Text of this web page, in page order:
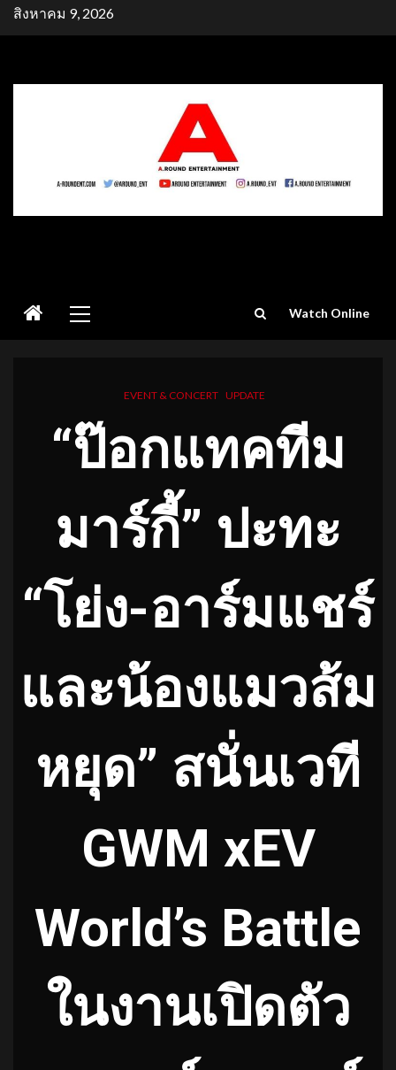
Skipสิงหาคม 9, 2026
Menu
Watch Online
EVENT & CONCERT UPDATE
“ป๊อกแทคทีม
มาร์กี้” ปะทะ
“โย่ง-อาร์มแชร์
และน้องแมวส้ม
หยุด” สนั่นเวที
GWM xEV
World’s Battle
ในงานเปิดตัว